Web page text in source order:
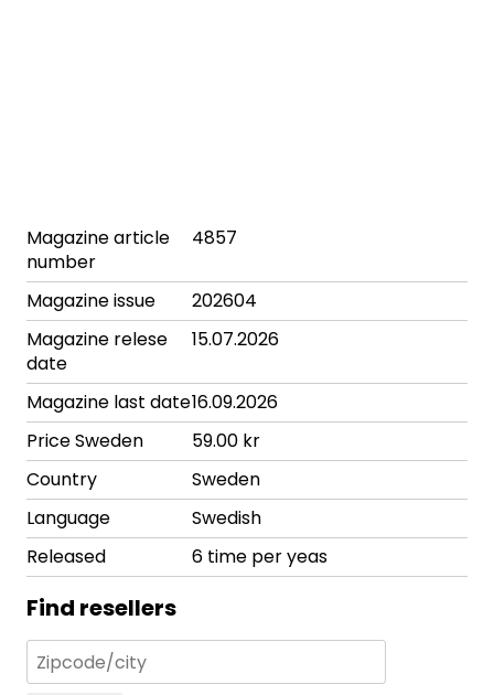
Magazine article
number
4857
Magazine issue
202604
Magazine relese
date
15.07.2026
Magazine last date16.09.2026
Price Sweden
59.00 kr
Country
Sweden
Language
Swedish
Released
6 time per yeas
Find resellers